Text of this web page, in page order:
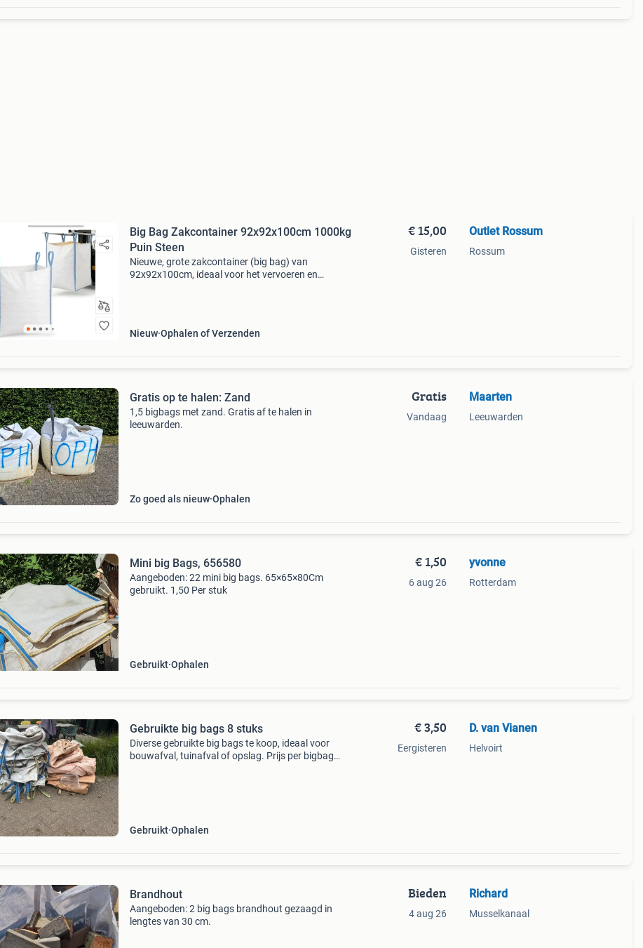
Big Bag Zakcontainer 92x92x100cm 1000kg
Puin Steen
Nieuwe, grote zakcontainer (big bag) van
92x92x100cm, ideaal voor het vervoeren en
Nieuw Ophalen of Verzenden
€ 15,00
Gisteren
Outlet Rossum
Rossum
Gratis op te halen: Zand
1,5 bigbags met zand. Gratis af te halen in
leeuwarden.
Zo goed als nieuw Ophalen
Gratis
Vandaag
Maarten
Leeuwarden
Mini big Bags, 656580
Aangeboden: 22 mini big bags. 65×65×80Cm
gebruikt. 1,50 Per stuk
Gebruikt Ophalen
€ 1,50
6 aug 26
yvonne
Rotterdam
Gebruikte big bags 8 stuks
Diverse gebruikte big bags te koop, ideaal voor
bouwafval, tuinafval of opslag. Prijs per bigbag
Gebruikt Ophalen
€ 3,50
Eergisteren
D. van Vianen
Helvoirt
Brandhout
Aangeboden: 2 big bags brandhout gezaagd in
lengtes van 30 cm.
Bieden
4 aug 26
Richard
Musselkanaal